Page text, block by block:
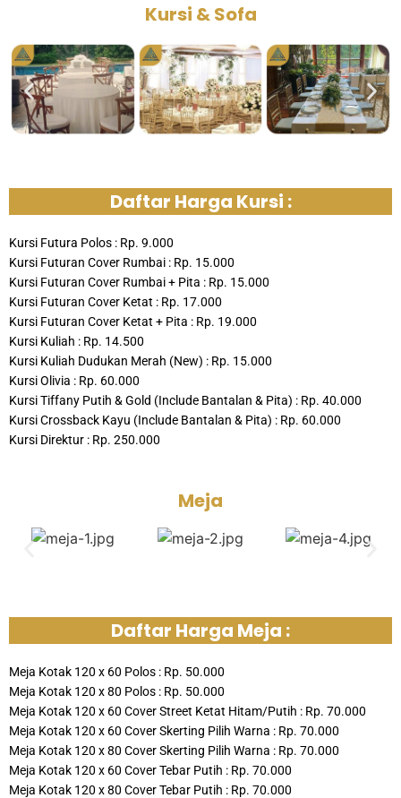
Kursi & Sofa
Daftar Harga Kursi :
Kursi Futura Polos : Rp. 9.000
Kursi Futuran Cover Rumbai : Rp. 15.000
Kursi Futuran Cover Rumbai + Pita : Rp. 15.000
Kursi Futuran Cover Ketat : Rp. 17.000
Kursi Futuran Cover Ketat + Pita : Rp. 19.000
Kursi Kuliah : Rp. 14.500
Kursi Kuliah Dudukan Merah (New) : Rp. 15.000
Kursi Olivia : Rp. 60.000
Kursi Tiffany Putih & Gold (Include Bantalan & Pita) : Rp. 40.000
Kursi Crossback Kayu (Include Bantalan & Pita) : Rp. 60.000
Kursi Direktur : Rp. 250.000
Meja
Daftar Harga Meja :
Meja Kotak 120 x 60 Polos : Rp. 50.000
Meja Kotak 120 x 80 Polos : Rp. 50.000
Meja Kotak 120 x 60 Cover Street Ketat Hitam/Putih : Rp. 70.000
Meja Kotak 120 x 60 Cover Skerting Pilih Warna : Rp. 70.000
Meja Kotak 120 x 80 Cover Skerting Pilih Warna : Rp. 70.000
Meja Kotak 120 x 60 Cover Tebar Putih : Rp. 70.000
Meja Kotak 120 x 80 Cover Tebar Putih : Rp. 70.000